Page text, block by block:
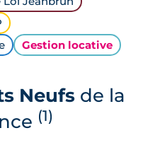
Gestion locative
Neufsde la
(1)